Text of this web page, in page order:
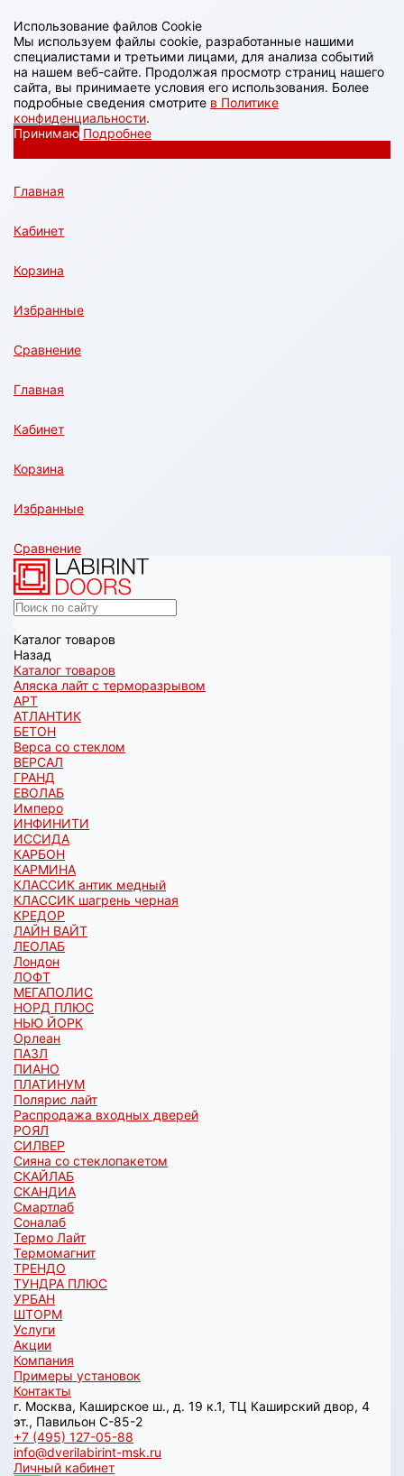
Использование файлов Cookie
Мы используем файлы cookie, разработанные нашими
специалистами и третьими лицами, для анализа событий
на нашем веб-сайте. Продолжая просмотр страниц нашего
сайта, вы принимаете условия его использования. Более
подробные сведения смотрите в Политике
конфиденциальности.
Принимаю Подробнее
Главная
Кабинет
Корзина
Избранные
Сравнение
Главная
Кабинет
Корзина
Избранные
Сравнение
Каталог товаров
Назад
Каталог товаров
Аляска лайт с терморазрывом
АРТ
АТЛАНТИК
БЕТОН
Верса со стеклом
ВЕРСАЛ
ГРАНД
ЕВОЛАБ
Имперо
ИНФИНИТИ
ИССИДА
КАРБОН
КАРМИНА
КЛАССИК антик медный
КЛАССИК шагрень черная
КРЕДОР
ЛАЙН ВАЙТ
ЛЕОЛАБ
Лондон
ЛОФТ
МЕГАПОЛИС
НОРД ПЛЮС
НЬЮ ЙОРК
Орлеан
ПАЗЛ
ПИАНО
ПЛАТИНУМ
Полярис лайт
Распродажа входных дверей
РОЯЛ
СИЛВЕР
Сияна со стеклопакетом
СКАЙЛАБ
СКАНДИA
Смартлаб
Соналаб
Термо Лайт
Термомагнит
ТРЕНДО
ТУНДРА ПЛЮС
УРБАН
ШТОРМ
Услуги
Акции
Компания
Примеры установок
Контакты
г. Москва, Каширское ш., д. 19 к.1, ТЦ Каширский двор, 4
эт., Павильон C-85-2
+7 (495) 127-05-88‬
info@dverilabirint-msk.ru
Личный кабинет